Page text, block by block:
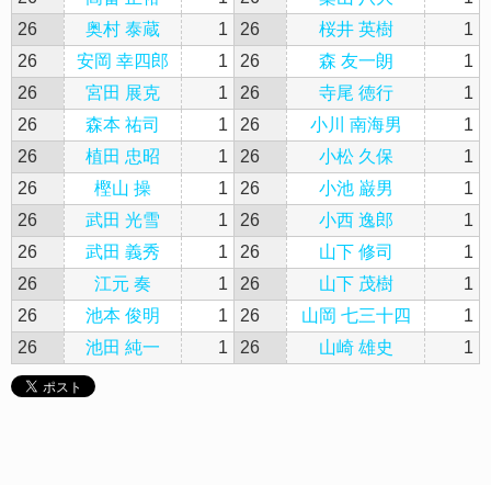
26
奥村 泰蔵 1 26 桜井 英樹
1
26
安岡 幸四郎 1 26 森 友一朗
1
26
宮田 展克 1 26 寺尾 徳行
1
26
森本 祐司 1 26 小川 南海男
1
26
植田 忠昭 1 26 小松 久保
1
26
樫山 操 1 26 小池 巌男
1
26
武田 光雪 1 26 小西 逸郎
1
26
武田 義秀 1 26 山下 修司
1
26
江元 奏 1 26 山下 茂樹
1
26
池本 俊明 1 26 山岡 七三十四
1
26
池田 純一 1 26 山崎 雄史 1